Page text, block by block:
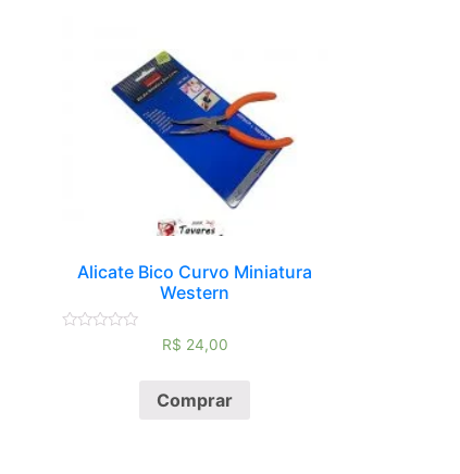
Alicate Bico Curvo Miniatura
Western
R$ 24,00
Comprar